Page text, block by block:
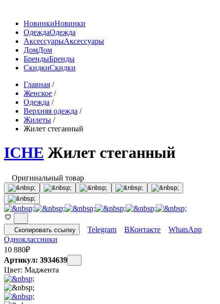
НовинкиНовинки
ОдеждаОдежда
АксессуарыАксессуары
ДомДом
БрендыБренды
СкидкиСкидки
Главная /
Женское /
Одежда /
Верхняя одежда /
Жилеты /
Жилет стеганный
ICHE Жилет стеганный
Оригинальный товар
Скопировать ссылку Telegram ВКонтакте
WhatsApp
Одноклассники
10 880₽
Артикул: 3934639
Цвет: Маджента